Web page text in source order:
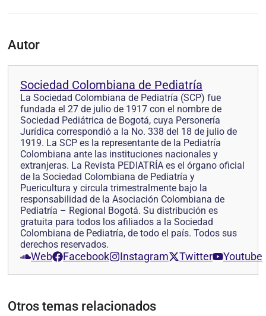
Autor
Sociedad Colombiana de Pediatría
La Sociedad Colombiana de Pediatría (SCP) fue
fundada el 27 de julio de 1917 con el nombre de
Sociedad Pediátrica de Bogotá, cuya Personería
Jurídica correspondió a la No. 338 del 18 de julio de
1919. La SCP es la representante de la Pediatría
Colombiana ante las instituciones nacionales y
extranjeras. La Revista PEDIATRÍA es el órgano oficial
de la Sociedad Colombiana de Pediatría y
Puericultura y circula trimestralmente bajo la
responsabilidad de la Asociación Colombiana de
Pediatría – Regional Bogotá. Su distribución es
gratuita para todos los afiliados a la Sociedad
Colombiana de Pediatría, de todo el país. Todos sus
derechos reservados.
Web Facebook Instagram Twitter Youtube
Otros temas relacionados